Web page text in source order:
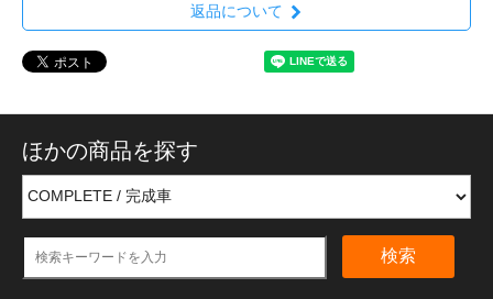
返品について
ほかの商品を探す
検索